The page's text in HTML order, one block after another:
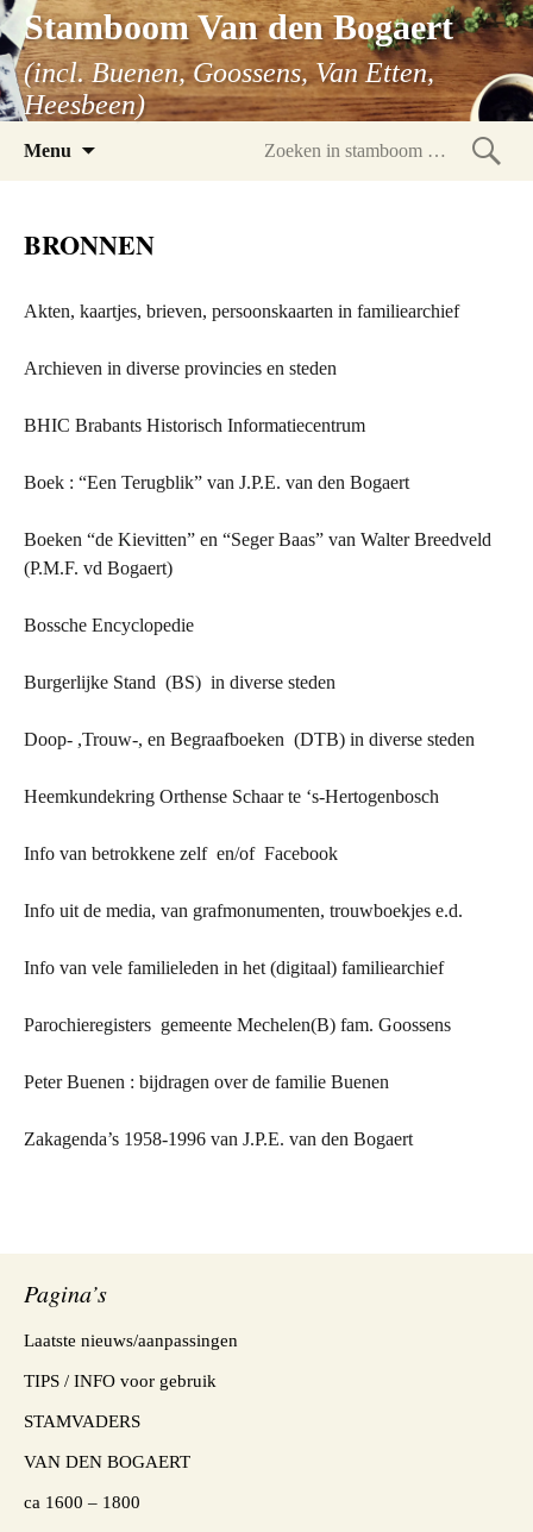
Stamboom Van den Bogaert
(incl. Buenen, Goossens, Van Etten,
Heesbeen)
Menu
BRONNEN
Akten, kaartjes, brieven, persoonskaarten in familiearchief
Archieven in diverse provincies en steden
BHIC Brabants Historisch Informatiecentrum
Boek : “Een Terugblik” van J.P.E. van den Bogaert
Boeken “de Kievitten” en “Seger Baas” van Walter Breedveld
(P.M.F. vd Bogaert)
Bossche Encyclopedie
Burgerlijke Stand (BS) in diverse steden
Doop- ,Trouw-, en Begraafboeken (DTB) in diverse steden
Heemkundekring Orthense Schaar te ‘s-Hertogenbosch
Info van betrokkene zelf en/of Facebook
Info uit de media, van grafmonumenten, trouwboekjes e.d.
Info van vele familieleden in het (digitaal) familiearchief
Parochieregisters gemeente Mechelen(B) fam. Goossens
Peter Buenen : bijdragen over de familie Buenen
Zakagenda’s 1958-1996 van J.P.E. van den Bogaert
Pagina’s
Laatste nieuws/aanpassingen
TIPS / INFO voor gebruik
STAMVADERS
VAN DEN BOGAERT
ca 1600 – 1800